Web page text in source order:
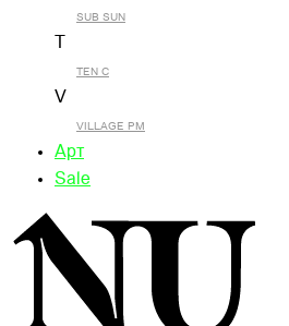
SUB SUN
TEN C
V
VILLAGE PM
Арт
Sale